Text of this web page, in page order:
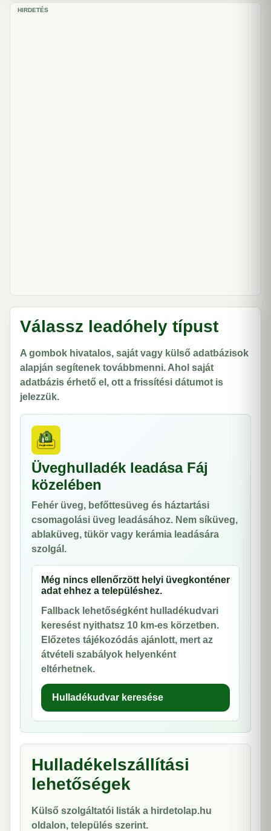
HIRDETÉS
Válassz leadóhely típust
A gombok hivatalos, saját vagy külső adatbázisok
alapján segítenek továbbmenni. Ahol saját
adatbázis érhető el, ott a frissítési dátumot is
jelezzük.
Üveghulladék leadása Fáj
közelében
Fehér üveg, befőttesüveg és háztartási
csomagolási üveg leadásához. Nem síküveg,
ablaküveg, tükör vagy kerámia leadására
szolgál.
Még nincs ellenőrzött helyi üvegkonténer
adat ehhez a településhez.
Fallback lehetőségként hulladékudvari
keresést nyithatsz 10 km-es körzetben.
Előzetes tájékozódás ajánlott, mert az
átvételi szabályok helyenként
eltérhetnek.
Hulladékudvar keresése
Hulladékelszállítási
lehetőségek
Külső szolgáltatói listák a hirdetolap.hu
oldalon, település szerint.